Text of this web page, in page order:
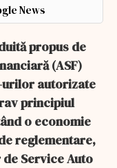
News
propus de
(ASF)
urilor autorizate
principiul
o economie
reglementare,
Service Auto